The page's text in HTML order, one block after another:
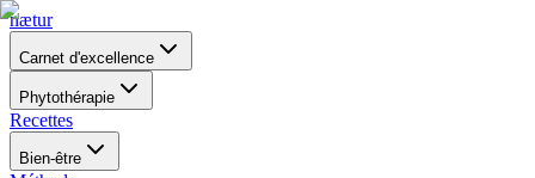
nætur
Carnet d'excellence
Phytothérapie
Recettes
Bien-être